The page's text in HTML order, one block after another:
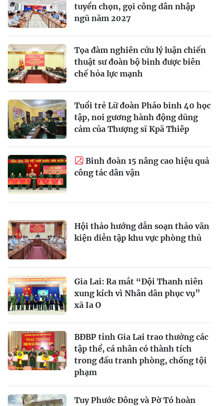
tuyển chọn, gọi công dân nhập
ngũ năm 2027
Tọa đàm nghiên cứu lý luận chiến
thuật sư đoàn bộ binh được biên
chế hỏa lực mạnh
Tuổi trẻ Lữ đoàn Pháo binh 40 học
tập, noi gương hành động dũng
cảm của Thượng sĩ Kpă Thiêp
Binh đoàn 15 nâng cao hiệu quả
công tác dân vận
Hội thảo hướng dẫn soạn thảo văn
kiện diễn tập khu vực phòng thủ
Gia Lai: Ra mắt “Đội Thanh niên
xung kích vì Nhân dân phục vụ”
xã Ia O
BĐBP tỉnh Gia Lai trao thưởng các
tập thể, cá nhân có thành tích
trong đấu tranh phòng, chống tội
phạm
Tuy Phước Đông và Pờ Tó hoàn